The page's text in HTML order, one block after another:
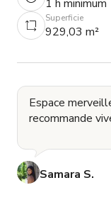
1 h minimum
Superficie
929,03 m²
Espace
recommande
Samara S.